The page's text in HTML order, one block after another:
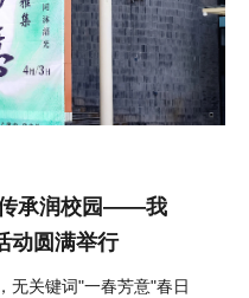
承润校园——我
动圆满举行
无关键词"一春芳意"春日